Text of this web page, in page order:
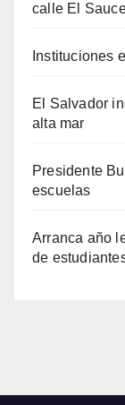
calle El
Instituciones
El Salvador
alta mar
Presidente
escuelas
Arranca año
de